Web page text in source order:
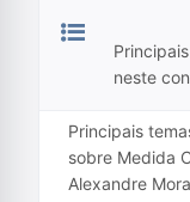
neste
Principais
sobre Medida
Alexandre